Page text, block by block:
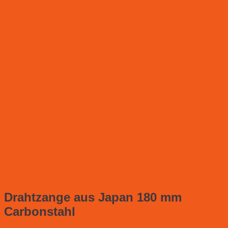
Drahtzange aus Japan 180 mm
Carbonstahl